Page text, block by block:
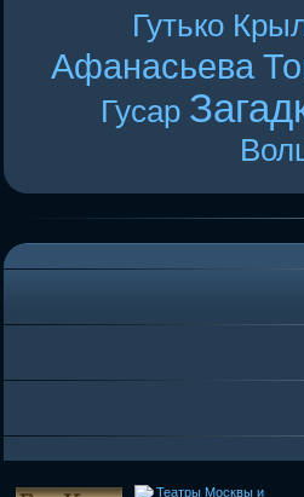
Гутько
Афанасьева
Гусар